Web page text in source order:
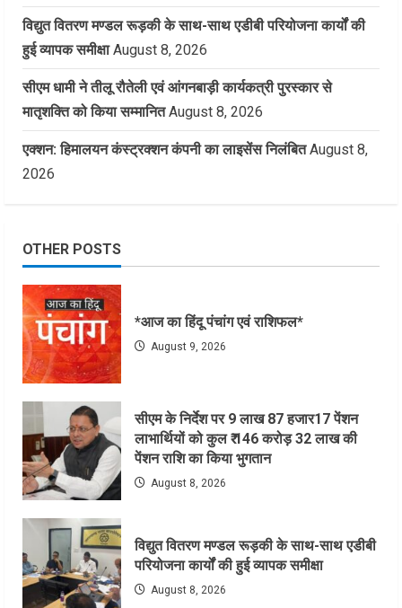
विद्युत वितरण मण्डल रूड़की के साथ-साथ एडीबी परियोजना कार्यों की
हुई व्यापक समीक्षा August 8, 2026
सीएम धामी ने तीलू रौतेली एवं आंगनबाड़ी कार्यकत्री पुरस्कार से
मातृशक्ति को किया सम्मानित August 8, 2026
एक्शन: हिमालयन कंस्ट्रक्शन कंपनी का लाइसेंस निलंबित August 8,
2026
OTHER POSTS
*आज का हिंदू पंचांग एवं राशिफल*
August 9, 2026
सीएम के निर्देश पर 9 लाख 87 हजार17 पेंशन
लाभार्थियों को कुल ₹ 146 करोड़ 32 लाख की
पेंशन राशि का किया भुगतान
August 8, 2026
विद्युत वितरण मण्डल रूड़की के साथ-साथ एडीबी
परियोजना कार्यों की हुई व्यापक समीक्षा
August 8, 2026